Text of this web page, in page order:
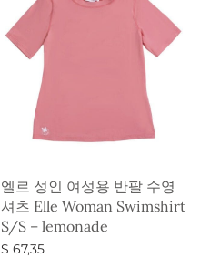
엘르 성인 여성용 반팔 수영
셔츠 Elle Woman Swimshirt
S/S – lemonade
$ 67,35